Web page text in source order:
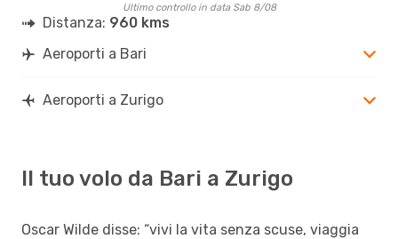
Ultimo controllo in data Sab 8/08
Distanza: 960 kms
Aeroporti a Bari
Aeroporti a Zurigo
Il tuo volo da Bari a Zurigo
Oscar Wilde disse: “vivi la vita senza scuse, viaggia